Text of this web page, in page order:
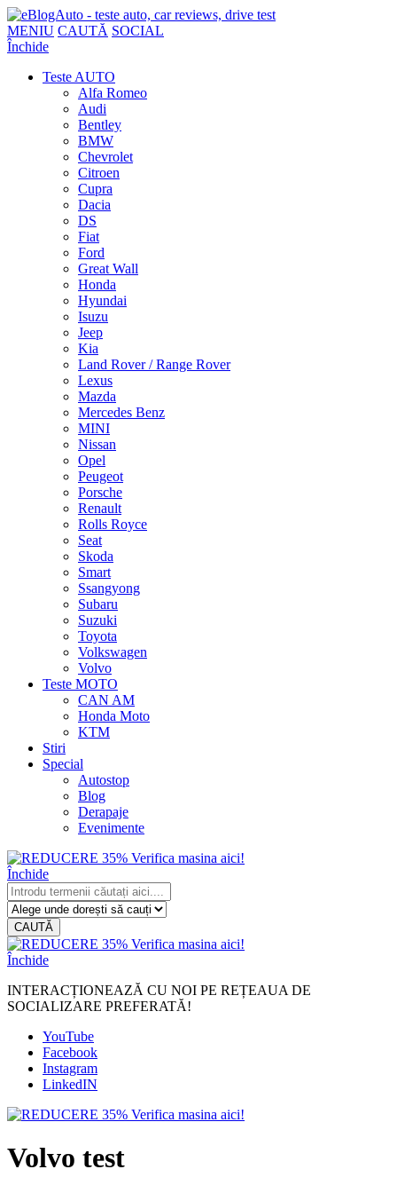
MENIU CAUTĂ SOCIAL
Închide
Teste AUTO
Alfa Romeo
Audi
Bentley
BMW
Chevrolet
Citroen
Cupra
Dacia
DS
Fiat
Ford
Great Wall
Honda
Hyundai
Isuzu
Jeep
Kia
Land Rover / Range Rover
Lexus
Mazda
Mercedes Benz
MINI
Nissan
Opel
Peugeot
Porsche
Renault
Rolls Royce
Seat
Skoda
Smart
Ssangyong
Subaru
Suzuki
Toyota
Volkswagen
Volvo
Teste MOTO
CAN AM
Honda Moto
KTM
Stiri
Special
Autostop
Blog
Derapaje
Evenimente
Închide
CAUTĂ
Închide
INTERACȚIONEAZĂ CU NOI PE REȚEAUA DE
SOCIALIZARE PREFERATĂ!
YouTube
Facebook
Instagram
LinkedIN
Volvo test